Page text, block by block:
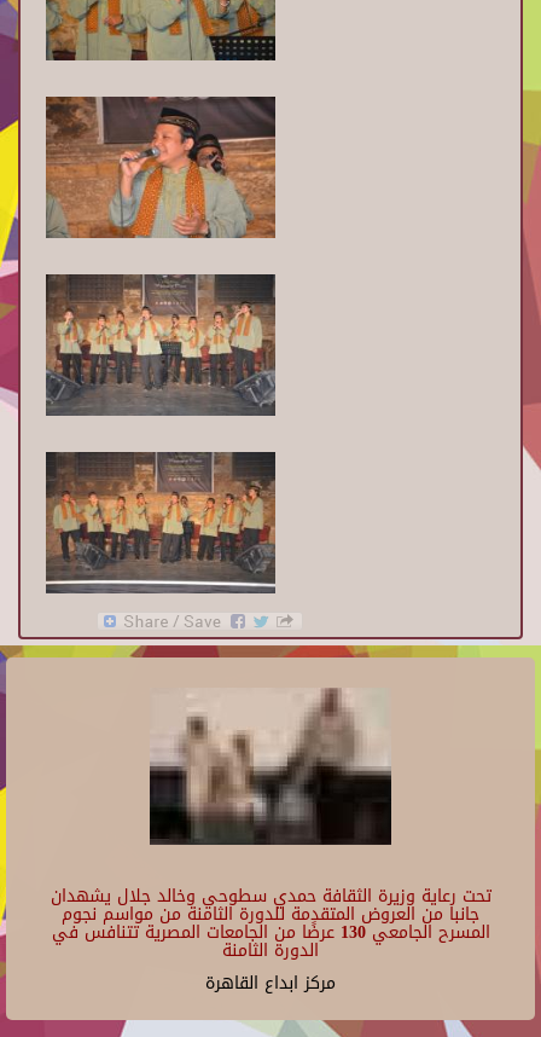
تحت رعاية وزيرة الثقافة حمدي سطوحي وخالد جلال يشهدان
جانبا من العروض المتقدمة للدورة الثامنة من مواسم نجوم
المسرح الجامعي 130 عرضًا من الجامعات المصرية تتنافس في
الدورة الثامنة
مركز ابداع القاهرة